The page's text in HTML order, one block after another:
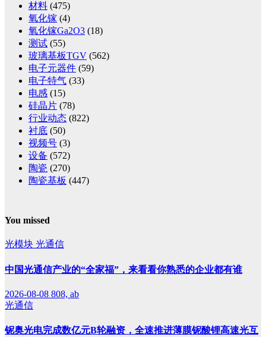
材料 (475)
氧化镓 (4)
氧化镓Ga2O3 (18)
测试 (55)
玻璃基板TGV (562)
电子元器件 (59)
电子特气 (33)
电感 (15)
硅晶片 (78)
行业动态 (822)
衬底 (50)
视频号 (3)
设备 (572)
陶瓷 (270)
陶瓷基板 (447)
You missed
光模块 光通信
中国光通信产业的“全家福”，来看看你熟悉的企业都有谁
2026-08-08 808, ab
光通信
铌奥光电完成数亿元B轮融资，全速推进薄膜铌酸锂高速光互